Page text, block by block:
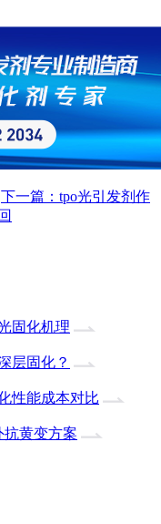
下一篇：tpo光引发剂作
固化机理
层固化？
性能成本对比
黄变方案